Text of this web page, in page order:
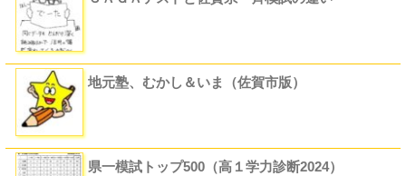
地元塾、むかし＆いま（佐賀市版）
県一模試トップ500（高１学力診断2024）